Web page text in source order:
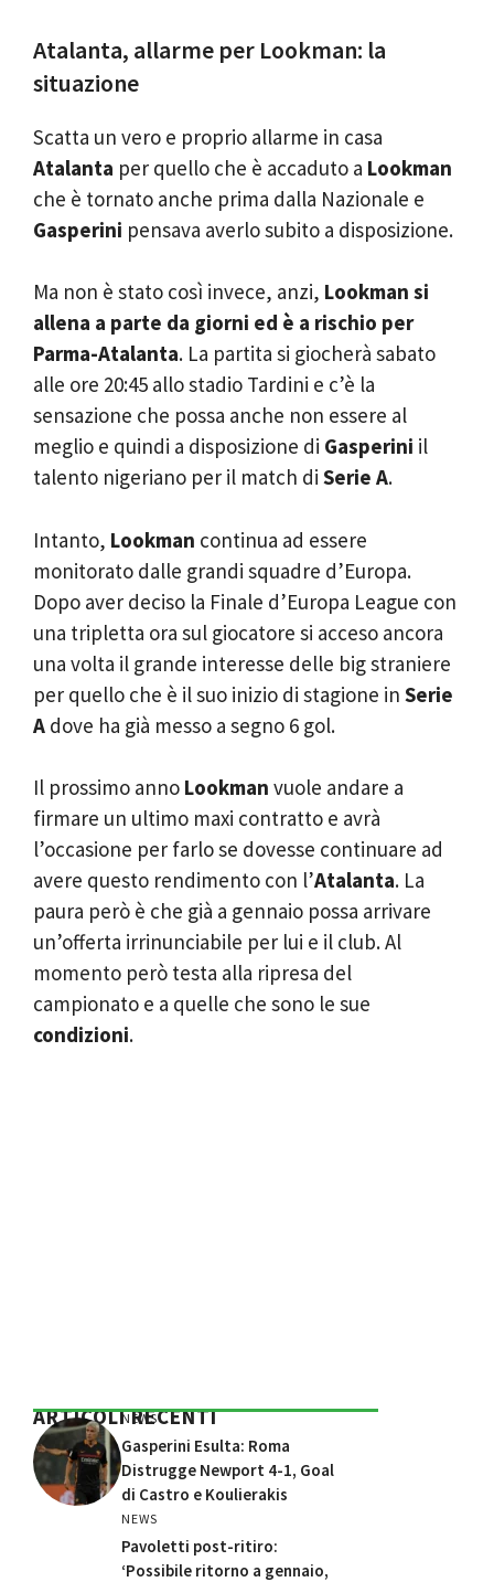
Atalanta, allarme per Lookman: la
situazione
Scatta un vero e proprio allarme in casa
Atalanta per quello che è accaduto a Lookman
che è tornato anche prima dalla Nazionale e
Gasperini pensava averlo subito a disposizione.
Ma non è stato così invece, anzi, Lookman si
allena a parte da giorni ed è a rischio per
Parma-Atalanta. La partita si giocherà sabato
alle ore 20:45 allo stadio Tardini e c’è la
sensazione che possa anche non essere al
meglio e quindi a disposizione di Gasperini il
talento nigeriano per il match di Serie A.
Intanto, Lookman continua ad essere
monitorato dalle grandi squadre d’Europa.
Dopo aver deciso la Finale d’Europa League con
una tripletta ora sul giocatore si acceso ancora
una volta il grande interesse delle big straniere
per quello che è il suo inizio di stagione in Serie
A dove ha già messo a segno 6 gol.
Il prossimo anno Lookman vuole andare a
firmare un ultimo maxi contratto e avrà
l’occasione per farlo se dovesse continuare ad
avere questo rendimento con l’Atalanta. La
paura però è che già a gennaio possa arrivare
un’offerta irrinunciabile per lui e il club. Al
momento però testa alla ripresa del
campionato e a quelle che sono le sue
condizioni.
ARTICOLI RECENTI
NEWS
Gasperini Esulta: Roma
Distrugge Newport 4-1, Goal
di Castro e Koulierakis
NEWS
Pavoletti post-ritiro:
‘Possibile ritorno a gennaio,